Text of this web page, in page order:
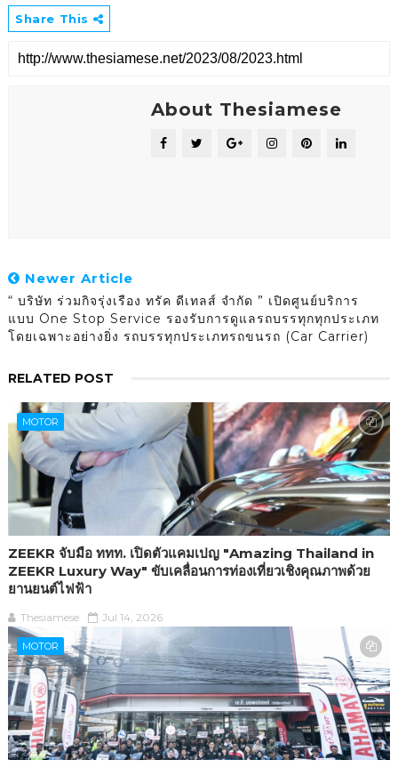
Share This
About Thesiamese
Newer Article
“ บริษัท ร่วมกิจรุ่งเรือง ทรัค ดีเทลส์ จำกัด ” เปิดศูนย์บริการ
แบบ One Stop Service รองรับการดูแลรถบรรทุกทุกประเภท
โดยเฉพาะอย่างยิ่ง รถบรรทุกประเภทรถขนรถ (Car Carrier)
RELATED POST
MOTOR
ZEEKR จับมือ ททท. เปิดตัวแคมเปญ "Amazing Thailand in
ZEEKR Luxury Way" ขับเคลื่อนการท่องเที่ยวเชิงคุณภาพด้วย
ยานยนต์ไฟฟ้า
Thesiamese Jul 14, 2026
MOTOR